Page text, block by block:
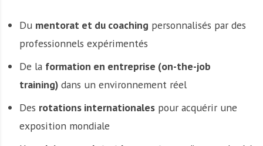
Du mentorat et du coaching personnalisés par des
professionnels expérimentés
De la formation en entreprise (on-the-job
training)dans un environnement réel
Des rotations internationalespour acquérir une
exposition mondiale